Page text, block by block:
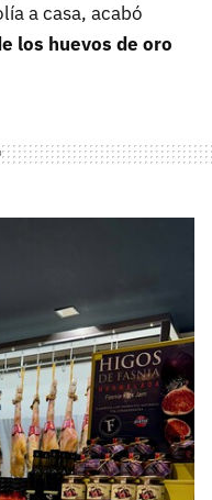
a casa, acabó
los huevos de oro